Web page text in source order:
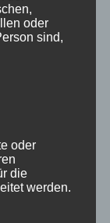
oder
sind,
oder
die
werden.